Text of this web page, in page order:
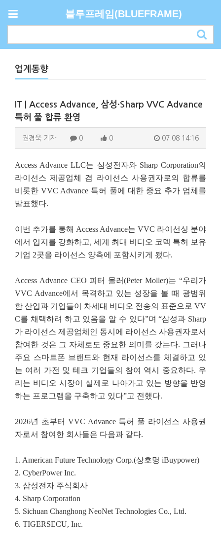
블루프레임(BLUEFRAME)
업계동향
IT | Access Advance, 삼성·Sharp VVC Advance
특허 풀 합류 환영
권경욱 기자 0 0 07.08 14:16
Access Advance LLC는 삼성전자와 Sharp Corporation의
라이선스 제공업체 겸 라이선스 사용권자로의 합류를
비롯한 VVC Advance 특허 풀에 대한 중요 추가 업체를
발표했다.
이번 추가를 통해 Access Advance는 VVC 라이선싱 분야
에서 입지를 강화하고, 세계 최대 비디오 코덱 특허 보유
기업 2곳을 라이선스 양측에 포함시키게 됐다.
Access Advance CEO 피터 몰러(Peter Moller)는 “우리가
VVC Advance에서 목격하고 있는 성장을 볼 때 광범위
한 산업과 기업들이 차세대 비디오 전송의 표준으로 VV
C를 채택하려 하고 있음을 알 수 있다”며 “삼성과 Sharp
가 라이선스 제공업체인 동시에 라이선스 사용권자로서
참여한 것은 그 자체로도 중요한 의미를 갖는다. 그러나
주요 스마트폰 브랜드와 현재 라이선스를 체결하고 있
는 여러 가전 및 테크 기업들의 참여 역시 중요하다. 우
리는 비디오 시장이 실제로 나아가고 있는 방향을 반영
하는 프로그램을 구축하고 있다”고 전했다.
2026년 초부터 VVC Advance 특허 풀 라이선스 사용권
자로서 참여한 회사들은 다음과 같다.
1. American Future Technology Corp.(상호명 iBuypower)
2. CyberPower Inc.
3. 삼성전자 주식회사
4. Sharp Corporation
5. Sichuan Changhong NeoNet Technologies Co., Ltd.
6. TIGERSECU, Inc.